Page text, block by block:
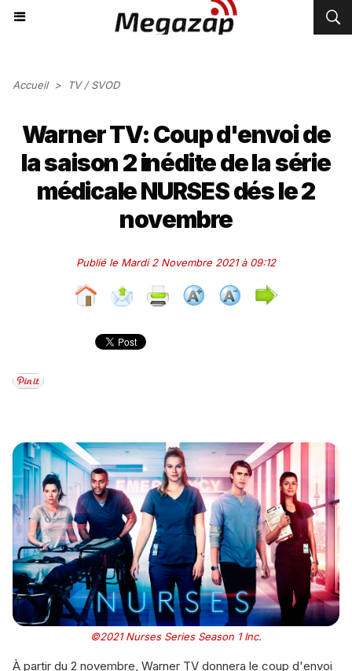
Accueil > TV / SVOD
Warner TV: Coup d'envoi de
la saison 2 inédite de la série
médicale NURSES dés le 2
novembre
Publié le Mardi 2 Novembre 2021 à 09:12
©2021 Nurses Series Season 1 Inc.
À partir du 2 novembre, Warner TV donnera le coup d'envoi